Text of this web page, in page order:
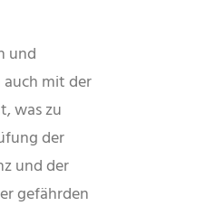
und
auch mit der
was zu
der
und der
gefährden